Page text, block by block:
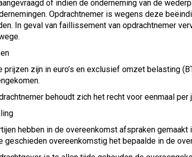
of indien de onderneming van de
Opdrachtnemer is wegens deze
In geval van faillissement van opdrachtnemer
prijzen zijn in euro’s en exclusief omzet belasting
behoudt zich het recht voor eenmaal
hebben in de overeenkomst afspraken
geschieden overeenkomstig het bepaalde in de